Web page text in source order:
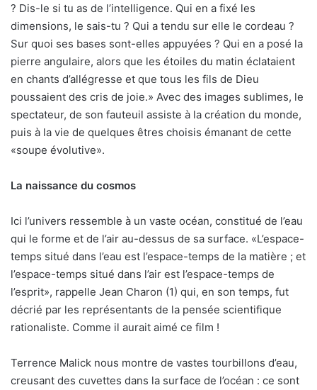
? Dis-le si tu as de l’intelligence. Qui en a fixé les
dimensions, le sais-tu ? Qui a tendu sur elle le cordeau ?
Sur quoi ses bases sont-elles appuyées ? Qui en a posé la
pierre angulaire, alors que les étoiles du matin éclataient
en chants d’allégresse et que tous les fils de Dieu
poussaient des cris de joie.» Avec des images sublimes, le
spectateur, de son fauteuil assiste à la création du monde,
puis à la vie de quelques êtres choisis émanant de cette
«soupe évolutive».
La naissance du cosmos
Ici l’univers ressemble à un vaste océan, constitué de l’eau
qui le forme et de l’air au-dessus de sa surface. «L’espace-
temps situé dans l’eau est l’espace-temps de la matière ; et
l’espace-temps situé dans l’air est l’espace-temps de
l’esprit», rappelle Jean Charon (1) qui, en son temps, fut
décrié par les représentants de la pensée scientifique
rationaliste. Comme il aurait aimé ce film !
Terrence Malick nous montre de vastes tourbillons d’eau,
creusant des cuvettes dans la surface de l’océan : ce sont